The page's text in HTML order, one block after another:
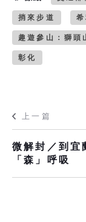
捎來步道
趣遊參山：獅頭
彰化
上一篇
微解封／到宜
「森」呼吸